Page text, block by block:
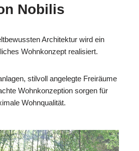
Nobilis
Architektur wird ein
Wohnkonzept realisiert.
stilvoll angelegte Freiräume
Wohnkonzeption sorgen für
Wohnqualität.